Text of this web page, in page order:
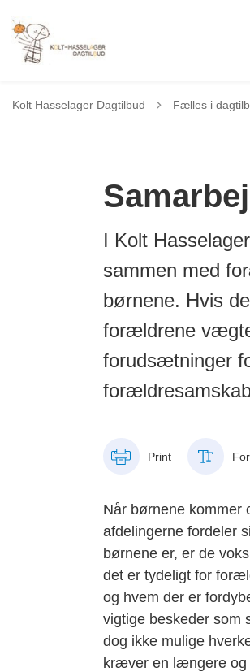
Kolt Hasselager Dagtilbud Tilbage til
Fælles i
I Kolt
sammen med
børnene. Hvis
forældrene
forudsætninger
Print
Når børnene kommer
afdelingerne fordeler
børnene er, er de
det er tydeligt for
og hvem der er
vigtige beskeder som
dog ikke mulige
kræver en længere og